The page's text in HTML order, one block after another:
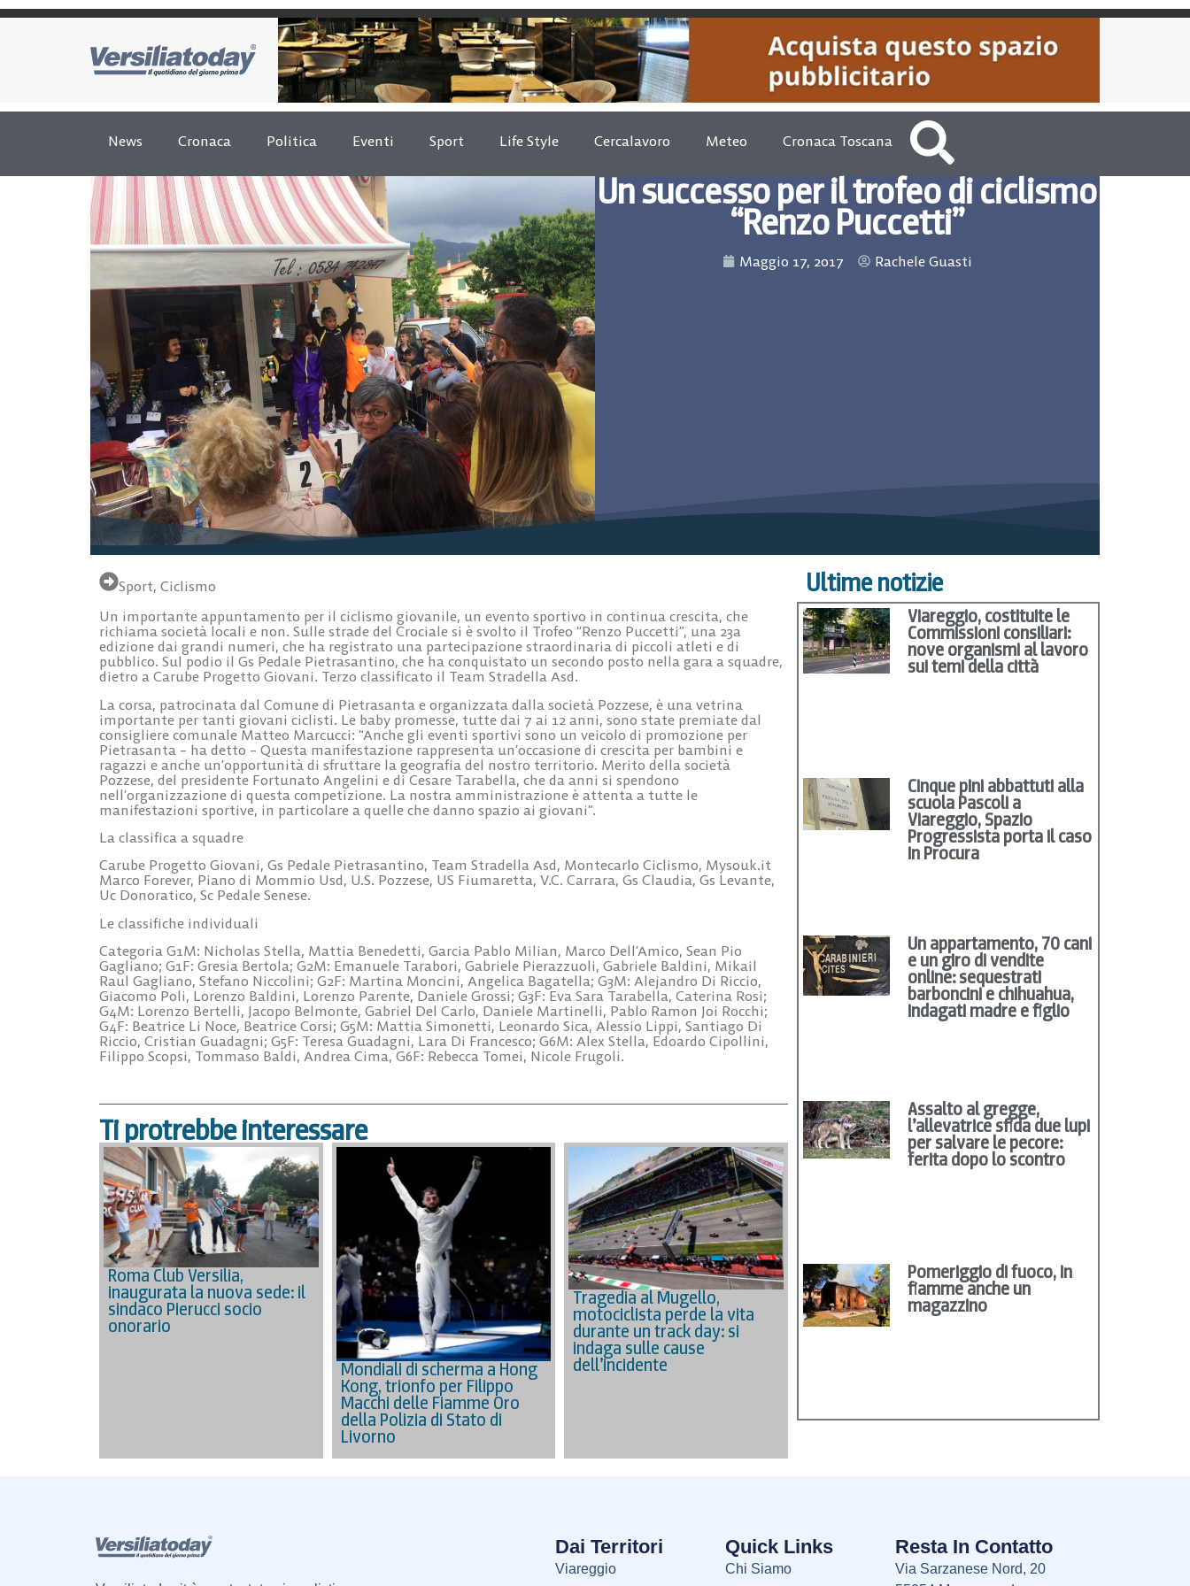
News Cronaca Politica Eventi Sport Life Style Cercalavoro Meteo Cronaca Toscana
Un successo per il trofeo di ciclismo
“Renzo Puccetti”
Maggio 17, 2017 Rachele Guasti
Sport, Ciclismo
Un importante appuntamento per il ciclismo giovanile, un evento sportivo in continua crescita, che
richiama società locali e non. Sulle strade del Crociale si è svolto il Trofeo “Renzo Puccetti”, una 23a
edizione dai grandi numeri, che ha registrato una partecipazione straordinaria di piccoli atleti e di
pubblico. Sul podio il Gs Pedale Pietrasantino, che ha conquistato un secondo posto nella gara a squadre,
dietro a Carube Progetto Giovani. Terzo classificato il Team Stradella Asd.
La corsa, patrocinata dal Comune di Pietrasanta e organizzata dalla società Pozzese, è una vetrina
importante per tanti giovani ciclisti. Le baby promesse, tutte dai 7 ai 12 anni, sono state premiate dal
consigliere comunale Matteo Marcucci: “Anche gli eventi sportivi sono un veicolo di promozione per
Pietrasanta – ha detto – Questa manifestazione rappresenta un’occasione di crescita per bambini e
ragazzi e anche un’opportunità di sfruttare la geografia del nostro territorio. Merito della società
Pozzese, del presidente Fortunato Angelini e di Cesare Tarabella, che da anni si spendono
nell’organizzazione di questa competizione. La nostra amministrazione è attenta a tutte le
manifestazioni sportive, in particolare a quelle che danno spazio ai giovani”.
La classifica a squadre
Carube Progetto Giovani, Gs Pedale Pietrasantino, Team Stradella Asd, Montecarlo Ciclismo, Mysouk.it
Marco Forever, Piano di Mommio Usd, U.S. Pozzese, US Fiumaretta, V.C. Carrara, Gs Claudia, Gs Levante,
Uc Donoratico, Sc Pedale Senese.
Le classifiche individuali
Categoria G1M: Nicholas Stella, Mattia Benedetti, Garcia Pablo Milian, Marco Dell’Amico, Sean Pio
Gagliano; G1F: Gresia Bertola; G2M: Emanuele Tarabori, Gabriele Pierazzuoli, Gabriele Baldini, Mikail
Raul Gagliano, Stefano Niccolini; G2F: Martina Moncini, Angelica Bagatella; G3M: Alejandro Di Riccio,
Giacomo Poli, Lorenzo Baldini, Lorenzo Parente, Daniele Grossi; G3F: Eva Sara Tarabella, Caterina Rosi;
G4M: Lorenzo Bertelli, Jacopo Belmonte, Gabriel Del Carlo, Daniele Martinelli, Pablo Ramon Joi Rocchi;
G4F: Beatrice Li Noce, Beatrice Corsi; G5M: Mattia Simonetti, Leonardo Sica, Alessio Lippi, Santiago Di
Riccio, Cristian Guadagni; G5F: Teresa Guadagni, Lara Di Francesco; G6M: Alex Stella, Edoardo Cipollini,
Filippo Scopsi, Tommaso Baldi, Andrea Cima, G6F: Rebecca Tomei, Nicole Frugoli.
Ti protrebbe interessare
Roma Club Versilia,
inaugurata la nuova sede: il
sindaco Pierucci socio
onorario
Mondiali di scherma a Hong
Kong, trionfo per Filippo
Macchi delle Fiamme Oro
della Polizia di Stato di
Livorno
Tragedia al Mugello,
motociclista perde la vita
durante un track day: si
indaga sulle cause
dell’incidente
Ultime notizie
Viareggio, costituite le
Commissioni consiliari:
nove organismi al lavoro
sui temi della città
Cinque pini abbattuti alla
scuola Pascoli a
Viareggio, Spazio
Progressista porta il caso
in Procura
Un appartamento, 70 cani
e un giro di vendite
online: sequestrati
barboncini e chihuahua,
indagati madre e figlio
Assalto al gregge,
l’allevatrice sfida due lupi
per salvare le pecore:
ferita dopo lo scontro
Pomeriggio di fuoco, in
fiamme anche un
magazzino
Dai Territori
Viareggio
Quick Links
Chi Siamo
Resta In Contatto
Via Sarzanese Nord, 20